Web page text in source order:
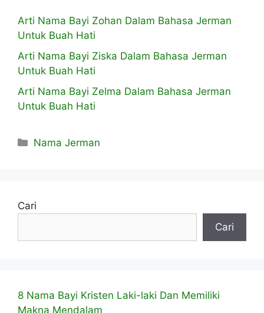
Arti Nama Bayi Zohan Dalam Bahasa Jerman
Untuk Buah Hati
Arti Nama Bayi Ziska Dalam Bahasa Jerman
Untuk Buah Hati
Arti Nama Bayi Zelma Dalam Bahasa Jerman
Untuk Buah Hati
Kategori
Nama Jerman
Cari
Cari
8 Nama Bayi Kristen Laki-laki Dan Memiliki
Makna Mendalam